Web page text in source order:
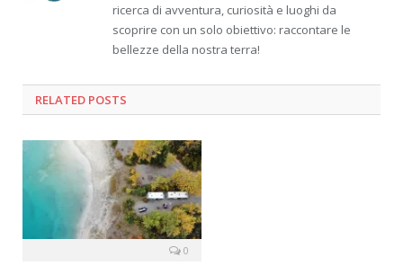
ricerca di avventura, curiosità e luoghi da
scoprire con un solo obiettivo: raccontare le
bellezze della nostra terra!
RELATED POSTS
0